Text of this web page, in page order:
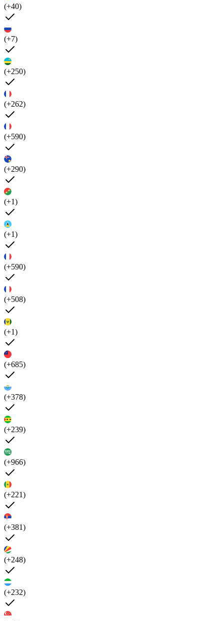
(+40)
(+7)
(+250)
(+262)
(+590)
(+290)
(+1)
(+1)
(+590)
(+508)
(+1)
(+685)
(+378)
(+239)
(+966)
(+221)
(+381)
(+248)
(+232)